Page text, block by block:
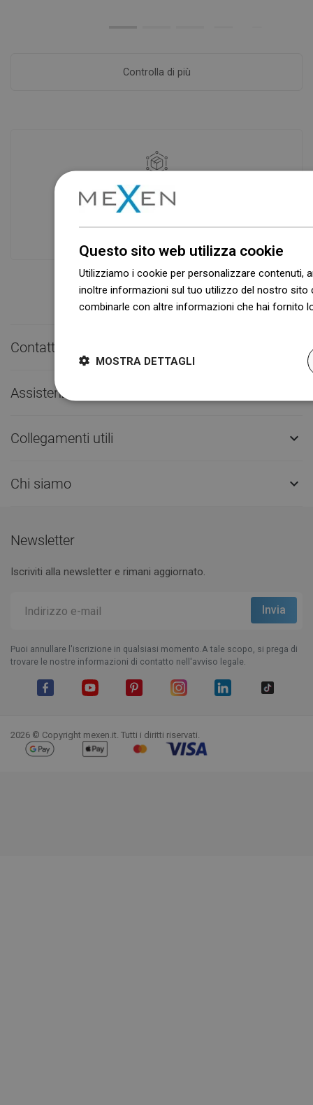
Controlla di più
Disponibilità di merci
I nostri prodotti ti stanno aspettando in
un moderno magazzino.Sempre pronto
a spedire!
Contatto rapido
Assistenza clienti
Collegamenti utili 
Chi siamo 
Newsletter
Iscriviti alla newsletter e rimani aggiornato.
Puoi annullare l'iscrizione in qualsiasi momento.A tale scopo, si prega di
trovare le nostre informazioni di contatto nell'avviso legale.
2026 © Copyright mexen.it. Tutti i diritti riservati.
Questo sito web utilizza cookie
Utilizziamo i cookie per personalizzare contenuti,
inoltre informazioni sul tuo utilizzo del nostro sito
combinarle con altre informazioni che hai fornito
MOSTRA DETTAGLI